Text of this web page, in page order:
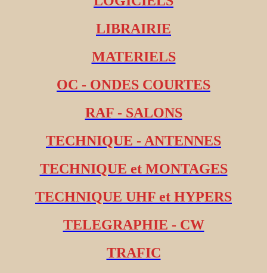
LIBRAIRIE
MATERIELS
OC - ONDES COURTES
RAF - SALONS
TECHNIQUE - ANTENNES
TECHNIQUE et MONTAGES
TECHNIQUE UHF et HYPERS
TELEGRAPHIE - CW
TRAFIC